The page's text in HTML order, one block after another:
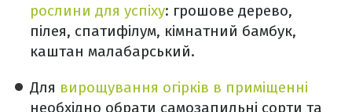
рослини для успіху: грошове дерево,
пілея, спатифілум, кімнатний бамбук,
каштан малабарський.
Для вирощування огірків в приміщенні
необхідно обрати самозапильні сорти та